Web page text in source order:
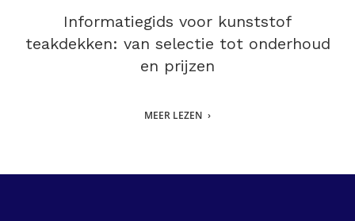
Informatiegids voor kunststof
teakdekken: van selectie tot onderhoud
en prijzen
MEER LEZEN